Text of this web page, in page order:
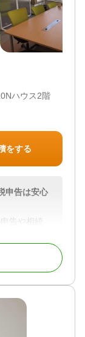
告 / 家族
変更）
無料 / 事
ハウス2階
をする
申告は安心
告や相続
ていま
解決し、
よう、心
金の準備
トしま
様が安心